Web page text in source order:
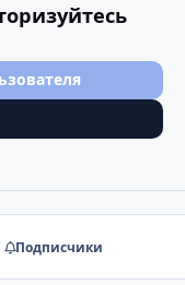
Подписчики